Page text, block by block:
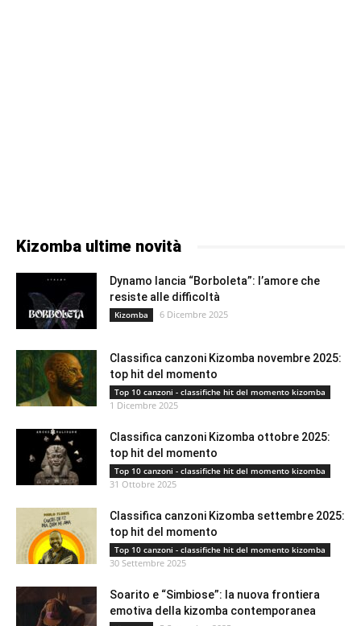
Kizomba ultime novità
Dynamo lancia “Borboleta”: l’amore che
resiste alle difficoltà
Kizomba 6 Dicembre 2025
Classifica canzoni Kizomba novembre 2025:
top hit del momento
Top 10 canzoni - classifiche hit del momento kizomba
1 Dicembre 2025
Classifica canzoni Kizomba ottobre 2025:
top hit del momento
Top 10 canzoni - classifiche hit del momento kizomba
31 Ottobre 2025
Classifica canzoni Kizomba settembre 2025:
top hit del momento
Top 10 canzoni - classifiche hit del momento kizomba
30 Settembre 2025
Soarito e “Simbiose”: la nuova frontiera
emotiva della kizomba contemporanea